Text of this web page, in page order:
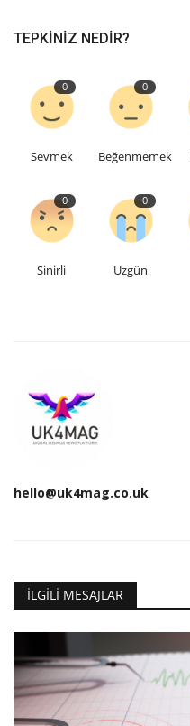
TEPKINIZ NEDIR?
0
Sevmek
0
Beğenmemek
0
Sinirli
0
Üzgün
hello@uk4mag.co.uk
İLGILI MESAJLAR